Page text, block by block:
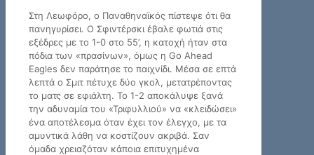
Στη Λεωφόρο, ο Παναθηναϊκός πίστεψε ότι θα
πανηγυρίσει. Ο Σφιντέρσκι έβαλε φωτιά στις
εξέδρες με το 1-0 στο 55’, η κατοχή ήταν στα
πόδια των «πρασίνων», όμως η Go Ahead
Eagles δεν παράτησε το παιχνίδι. Μέσα σε επτά
λεπτά ο Σμιτ πέτυχε δύο γκολ, μετατρέποντας
το ματς σε εφιάλτη. Το 1-2 αποκάλυψε ξανά
την αδυναμία του «Τριφυλλιού» να «κλειδώσει»
ένα αποτέλεσμα όταν έχει τον έλεγχο, με τα
αμυντικά λάθη να κοστίζουν ακριβά. Σαν
όμαδα χρειαζόταν κάποια επιτυχημένα